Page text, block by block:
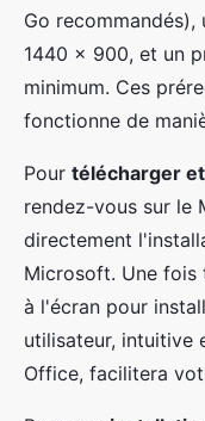
Go
1440 x 900, et un
minimum. Ces
fonctionne de
Pour télécharger
rendez-vous sur le
directement
Microsoft. Une fois
à l'écran pour
utilisateur, intuitive
Office, facilitera